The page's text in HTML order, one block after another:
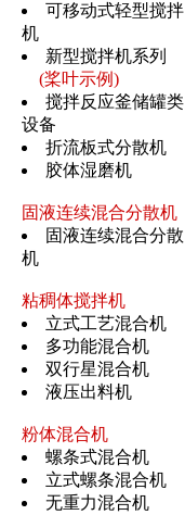
可移动式轻型搅拌
机
新型搅拌机系列
(桨叶示例)
搅拌反应釜储罐类
设备
折流板式分散机
胶体湿磨机
固液连续混合分散机
固液连续混合分散
机
粘稠体搅拌机
立式工艺混合机
多功能混合机
双行星混合机
液压出料机
粉体混合机
螺条式混合机
立式螺条混合机
无重力混合机